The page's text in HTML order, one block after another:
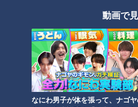
動画で
なにわ男子が体を張って、ナゴ
CBCテレビ『チャント！』マヂ学校に向かいま